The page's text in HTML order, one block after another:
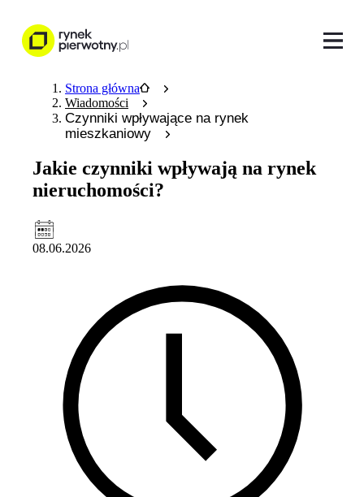
Strona główna
Wiadomości
Czynniki wpływające na rynek
mieszkaniowy
Jakie czynniki wpływają na rynek
nieruchomości?
08.06.2026